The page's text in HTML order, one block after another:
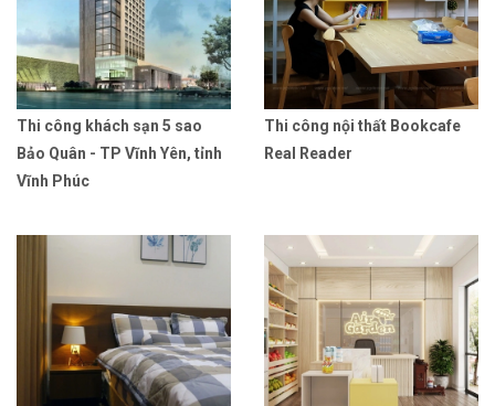
Thi công khách sạn 5 sao
Bảo Quân - TP Vĩnh Yên, tỉnh
Vĩnh Phúc
Thi công nội thất Bookcafe
Real Reader